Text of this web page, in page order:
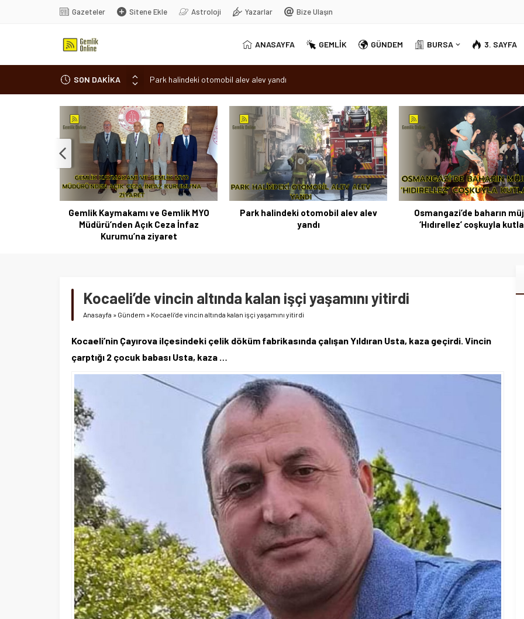
Gazeteler Sitene Ekle Astroloji Yazarlar Bize Ulaşın
ANASAYFA GEMLİK GÜNDEM BURSA 3. SAYFA
SON DAKİKA
Park halindeki otomobil alev alev yandı
Osmangazi’de baharın müjdesi ‘Hıdırellez’ coşkuyla kutlandı
7 aylık hamileyken evden çıktı, sırra kadem bastı
Nilüfer’de ruhsat süreçlerinde “Ortak Akıl” dönemi
Romanya’da Hıdırellez Coşkusu
Gemlik Kaymakamı ve Gemlik MYO
Müdürü’nden Açık Ceza İnfaz
Kurumu’na ziyaret
Park halindeki otomobil alev alev
yandı
Osmangazi’de baharın
‘Hıdırellez’ coşkuyla
Kocaeli’de vincin altında kalan işçi yaşamını yitirdi
Anasayfa » Gündem » Kocaeli’de vincin altında kalan işçi yaşamını yitirdi
Kocaeli’nin Çayırova ilçesindeki çelik döküm fabrikasında çalışan Yıldıran Usta, kaza geçirdi. Vincin
çarptığı 2 çocuk babası Usta, kaza …